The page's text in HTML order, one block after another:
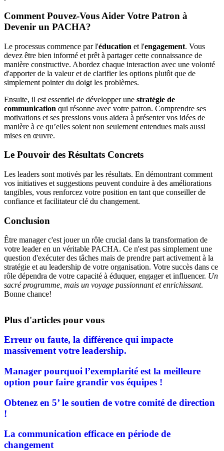
Comment Pouvez-Vous Aider Votre Patron à
Devenir un PACHA?
Le processus commence par l'éducation et l'engagement. Vous
devez être bien informé et prêt à partager cette connaissance de
manière constructive. Abordez chaque interaction avec une volonté
d'apporter de la valeur et de clarifier les options plutôt que de
simplement pointer du doigt les problèmes.
Ensuite, il est essentiel de développer une stratégie de
communication qui résonne avec votre patron. Comprendre ses
motivations et ses pressions vous aidera à présenter vos idées de
manière à ce qu’elles soient non seulement entendues mais aussi
mises en œuvre.
Le Pouvoir des Résultats Concrets
Les leaders sont motivés par les résultats. En démontrant comment
vos initiatives et suggestions peuvent conduire à des améliorations
tangibles, vous renforcez votre position en tant que conseiller de
confiance et facilitateur clé du changement.
Conclusion
Être manager c'est jouer un rôle crucial dans la transformation de
votre leader en un véritable PACHA. Ce n'est pas simplement une
question d'exécuter des tâches mais de prendre part activement à la
stratégie et au leadership de votre organisation. Votre succès dans ce
rôle dépendra de votre capacité à éduquer, engager et influencer. Un
sacré programme, mais un voyage passionnant et enrichissant.
Bonne chance!
Plus d'articles pour vous
Erreur ou faute, la différence qui impacte
massivement votre leadership.
Manager pourquoi l’exemplarité est la meilleure
option pour faire grandir vos équipes !
Obtenez en 5’ le soutien de votre comité de direction
!
La communication efficace en période de
changement